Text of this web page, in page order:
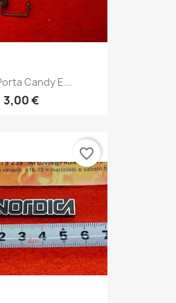
Candy E...
3,00 €
favorite_border